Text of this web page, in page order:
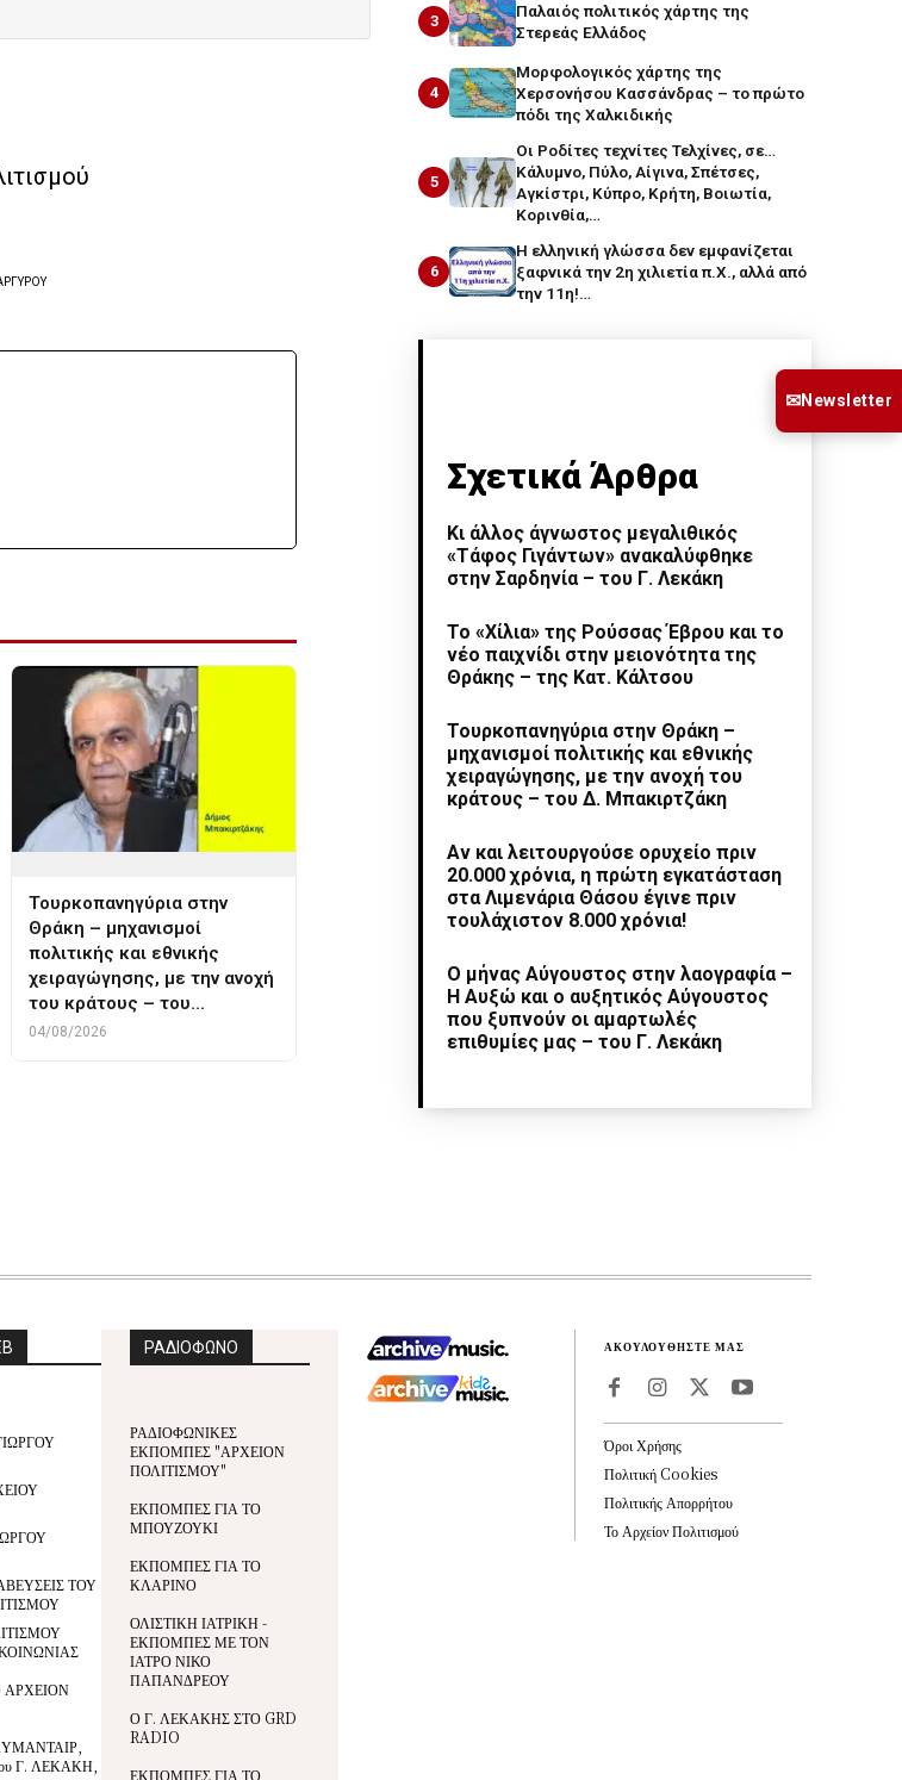
Τουρκοπανηγύρια στην
Θράκη – μηχανισμοί
πολιτικής και εθνικής
χειραγώγησης, με την ανοχή
του κράτους – του…
04/08/2026
3
Παλαιός πολιτικός χάρτης της
Στερεάς Ελλάδος
4
Μορφολογικός χάρτης της
Χερσονήσου Κασσάνδρας – το πρώτο
πόδι της Χαλκιδικής
5
Οι Ροδίτες τεχνίτες Τελχίνες, σε…
Κάλυμνο, Πύλο, Αίγινα, Σπέτσες,
Αγκίστρι, Κύπρο, Κρήτη, Βοιωτία,
Κορινθία,…
6
Η ελληνική γλώσσα δεν εμφανίζεται
ξαφνικά την 2η χιλιετία π.Χ., αλλά από
την 11η!…
Σχετικά Άρθρα
Κι άλλος άγνωστος μεγαλιθικός
«Τάφος Γιγάντων» ανακαλύφθηκε
στην Σαρδηνία – του Γ. Λεκάκη
Το «Χίλια» της Ρούσσας Έβρου και το
νέο παιχνίδι στην μειονότητα της
Θράκης – της Κατ. Κάλτσου
Τουρκοπανηγύρια στην Θράκη –
μηχανισμοί πολιτικής και εθνικής
χειραγώγησης, με την ανοχή του
κράτους – του Δ. Μπακιρτζάκη
Αν και λειτουργούσε ορυχείο πριν
20.000 χρόνια, η πρώτη εγκατάσταση
στα Λιμενάρια Θάσου έγινε πριν
τουλάχιστον 8.000 χρόνια!
Ο μήνας Αύγουστος στην λαογραφία –
Η Αυξώ και ο αυξητικός Αύγουστος
που ξυπνούν οι αμαρτωλές
επιθυμίες μας – του Γ. Λεκάκη
ΤΟΥ
Γ. ΛΕΚΑΚΗ,
ΡΑΔΙΟΦΩΝΟ
ΡΑΔΙΟΦΩΝΙΚΕΣ
ΕΚΠΟΜΠΕΣ "ΑΡΧΕΙΟΝ
ΠΟΛΙΤΙΣΜΟΥ"
ΕΚΠΟΜΠΕΣ ΓΙΑ ΤΟ
ΜΠΟΥΖΟΥΚΙ
ΕΚΠΟΜΠΕΣ ΓΙΑ ΤΟ
ΚΛΑΡΙΝΟ
ΟΛΙΣΤΙΚΗ ΙΑΤΡΙΚΗ -
ΕΚΠΟΜΠΕΣ ΜΕ ΤΟΝ
ΙΑΤΡΟ ΝΙΚΟ
ΠΑΠΑΝΔΡΕΟΥ
Ο Γ. ΛΕΚΑΚΗΣ ΣΤΟ GRD
RADIO
ΕΚΠΟΜΠΕΣ ΓΙΑ ΤΟ
ΑΚΟΥΛΟΥΘΗΣΤΕ ΜΑΣ
Όροι Χρήσης
Πολιτική Cookies
Πολιτικής Απορρήτου
Το Αρχείον Πολιτισμού
✉Newsletter